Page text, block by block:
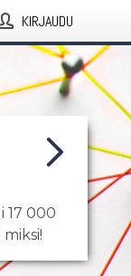
KIRJAUDU
17 000